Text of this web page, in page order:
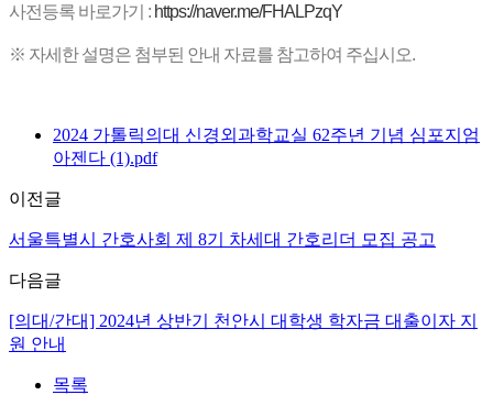
사전등록 바로가기 : https://naver.me/FHALPzqY
※ 자세한 설명은 첨부된 안내 자료를 참고하여 주십시오.
2024 가톨릭의대 신경외과학교실 62주년 기념 심포지엄
아젠다 (1).pdf
이전글
서울특별시 간호사회 제 8기 차세대 간호리더 모집 공고
다음글
[의대/간대] 2024년 상반기 천안시 대학생 학자금 대출이자 지
원 안내
목록